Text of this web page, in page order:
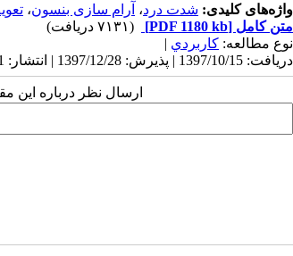
واژه‌های کلیدی: شدت درد، آرام سازی بنسون،
متن کامل [PDF 1180 kb]
(۷۱۳۱ دریافت)
نوع مطالعه: كاربردي |
دریافت: 1397/10/15 | پذیرش: 1397/12/28 | انتشار: 1398/3/11
ارسال نظر درباره این